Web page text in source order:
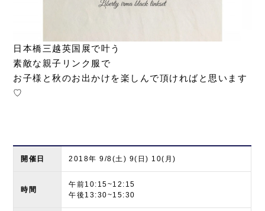
日本橋三越英国展で叶う
素敵な親子リンク服で
お子様と秋のお出かけを楽しんで頂ければと思います
♡
開催日 2018年 9/8(土) 9(日) 10(月)
時間
午前10:15~12:15
午後13:30~15:30